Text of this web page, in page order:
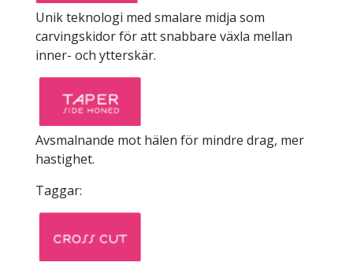
Unik teknologi med smalare midja som
carvingskidor för att snabbare växla mellan
inner- och ytterskär.
Avsmalnande mot hälen för mindre drag, mer
hastighet.
Taggar: